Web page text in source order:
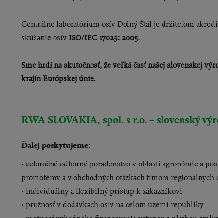
Centrálne laboratórium osív Dolný Štál je držiteľom
skúšanie osív ISO/IEC 17025: 2005.
Sme hrdí na skutočnosť, že veľká časť našej slovenskej
krajín Európskej únie.
RWA SLOVAKIA, spol. s r.o. – slovenský
Ďalej poskytujeme:
• celoročné odborné poradenstvo v oblasti agronómie a
promotérov a v obchodných otázkach tímom regionálnych
• individuálny a flexibilný prístup k zákazníkovi
• pružnosť v dodávkach osív na celom území republiky